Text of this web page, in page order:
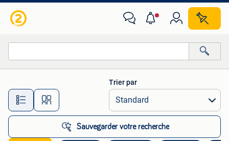
Toutes les distances…
Trier par
Sauvegarder votre recherche